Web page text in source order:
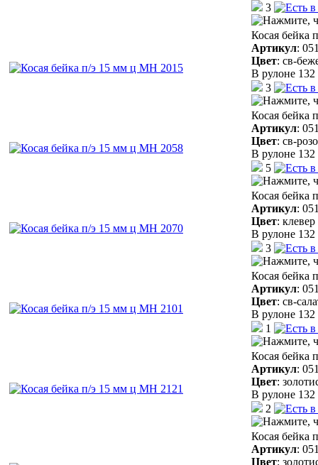
3
Косая бейка
Артикул:
Цвет: св-
В рулоне
3
Косая бейка
Артикул:
Цвет: св-
В рулоне
5
Косая бейка
Артикул:
Цвет: клевер
В рулоне
3
Косая бейка
Артикул:
Цвет: св-
В рулоне
1
Косая бейка
Артикул:
Цвет:
В рулоне
2
Косая бейка
Артикул:
Цвет: